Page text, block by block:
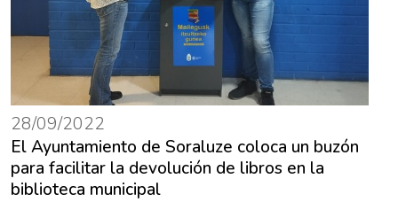
28/09/2022
El Ayuntamiento de Soraluze coloca un buzón
para facilitar la devolución de libros en la
biblioteca municipal